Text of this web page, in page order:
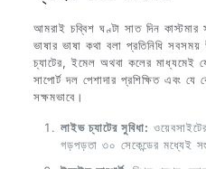
আমরাই চব্বিশ ঘণ্টা সাত দিন কাস্টমার
ভাষার ভাষা কথা বলা প্রতিনিধি
চ্যাটের, ইমেল অথবা কলের মাধ্যমেই
সাপোর্ট দল পেশাদার প্রশিক্ষিত এবং
সক্ষমভাবে।
লাইভ চ্যাটের সুবিধা:
গড়পড়তা ৩০ সেকেন্ডের মধ্যেই